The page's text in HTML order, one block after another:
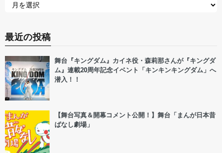
最近の投稿
舞台『キングダム』カイネ役・森莉那さんが『キングダ
ム』連載20周年記念イベント「キンキンキングダム」へ
潜入！！
【舞台写真＆開幕コメント公開！】舞台「まんが日本昔
ばなし劇場」